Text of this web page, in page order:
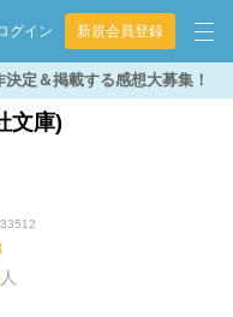
グイン 新規会員登録
定＆掲載する感想大募集！
文庫)
人